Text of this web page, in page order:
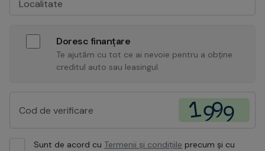
Doresc finanțare
Te ajutăm cu tot ce ai nevoie pentru a obține
creditul auto sau leasingul.
Sunt de acord cu Termenii și condițiile precum și cu